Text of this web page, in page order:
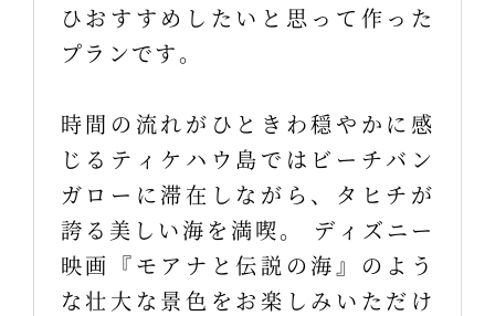
ひおすすめしたいと思って作った
プランです。
時間の流れがひときわ穏やかに感
じるティケハウ島ではビーチバン
ガローに滞在しながら、タヒチが
誇る美しい海を満喫。 ディズニー
映画『モアナと伝説の海』のよう
な壮大な景色をお楽しみいただけ